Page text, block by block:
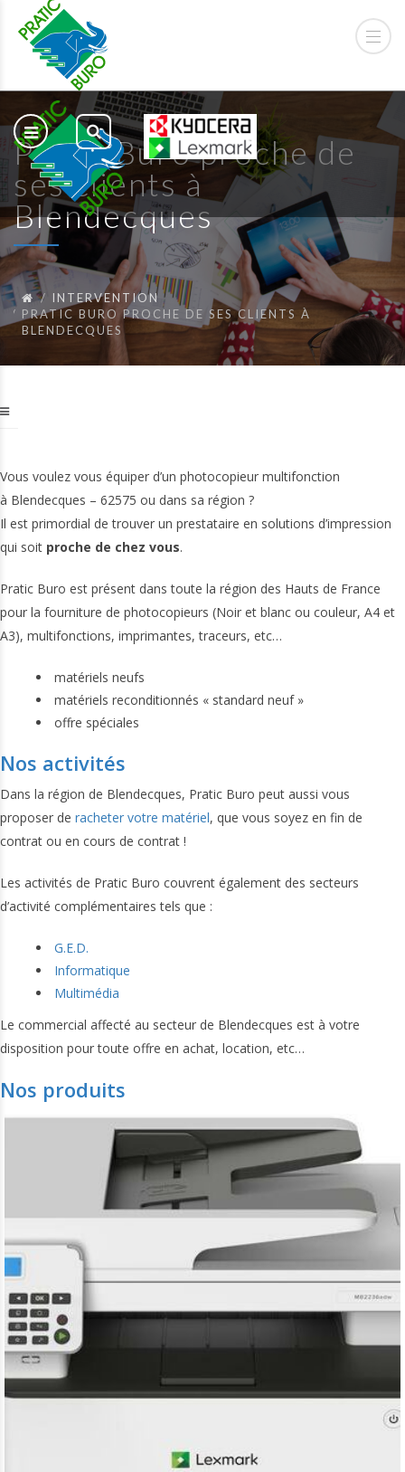
Pratic Buro proche de
ses clients à
Blendecques
INTERVENTION
PRATIC BURO PROCHE DE SES CLIENTS À
BLENDECQUES
Vous voulez vous équiper d’un photocopieur multifonction
à Blendecques – 62575 ou dans sa région ?
Il est primordial de trouver un prestataire en solutions d’impression
qui soit proche de chez vous.
Pratic Buro est présent dans toute la région des Hauts de France
pour la fourniture de photocopieurs (Noir et blanc ou couleur, A4 et
A3), multifonctions, imprimantes, traceurs, etc…
matériels neufs
matériels reconditionnés « standard neuf »
offre spéciales
Nos activités
Dans la région de Blendecques, Pratic Buro peut aussi vous
proposer de racheter votre matériel, que vous soyez en fin de
contrat ou en cours de contrat !
Les activités de Pratic Buro couvrent également des secteurs
d’activité complémentaires tels que :
G.E.D.
Informatique
Multimédia
Le commercial affecté au secteur de Blendecques est à votre
disposition pour toute offre en achat, location, etc…
Nos produits